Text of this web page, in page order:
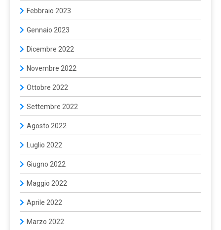
Febbraio 2023
Gennaio 2023
Dicembre 2022
Novembre 2022
Ottobre 2022
Settembre 2022
Agosto 2022
Luglio 2022
Giugno 2022
Maggio 2022
Aprile 2022
Marzo 2022